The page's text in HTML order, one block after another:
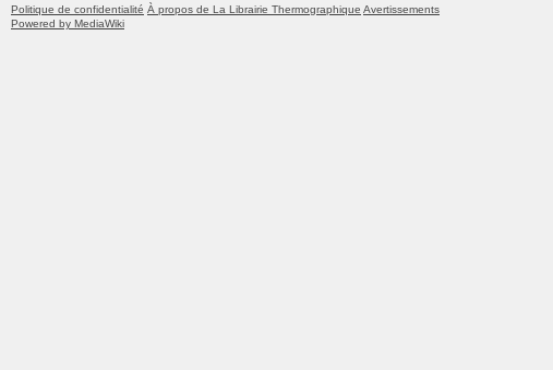
Politique de confidentialité À propos de La Librairie Thermographique Avertissements
Powered by MediaWiki